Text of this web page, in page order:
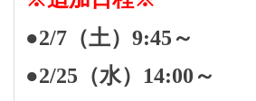
●2/7（土）9:45～
●2/25（水）14:00～